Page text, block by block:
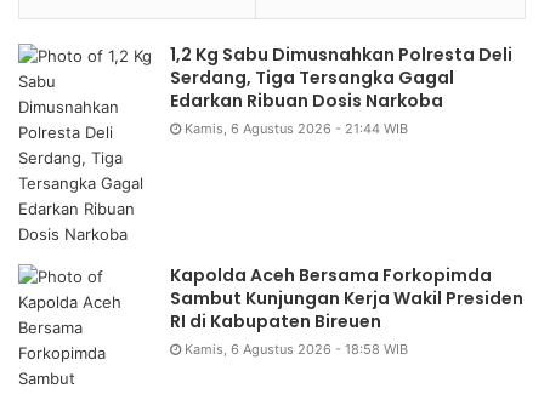
1,2 Kg Sabu Dimusnahkan Polresta Deli
Serdang, Tiga Tersangka Gagal
Edarkan Ribuan Dosis Narkoba
Kamis, 6 Agustus 2026 - 21:44 WIB
Kapolda Aceh Bersama Forkopimda
Sambut Kunjungan Kerja Wakil Presiden
RI di Kabupaten Bireuen
Kamis, 6 Agustus 2026 - 18:58 WIB